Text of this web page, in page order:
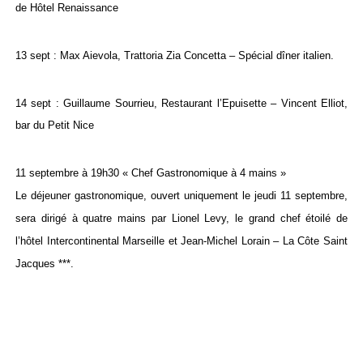
de Hôtel Renaissance
13 sept : Max Aievola, Trattoria Zia Concetta – Spécial dîner italien.
14 sept : Guillaume Sourrieu, Restaurant l’Epuisette – Vincent Elliot,
bar du Petit Nice
11 septembre à 19h30 « Chef Gastronomique à 4 mains »
Le déjeuner gastronomique, ouvert uniquement le jeudi 11 septembre,
sera dirigé à quatre mains par Lionel Levy, le grand chef étoilé de
l’hôtel Intercontinental Marseille et Jean-Michel Lorain – La Côte Saint
Jacques ***.